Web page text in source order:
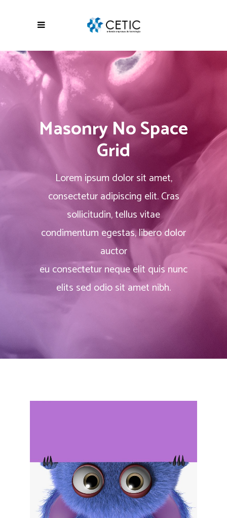
Masonry No Space
Grid
Lorem ipsum dolor sit amet,
consectetur adipiscing elit. Cras
sollicitudin, tellus vitae
condimentum egestas, libero dolor
auctor
eu consectetur neque elit quis nunc
elits sed odio sit amet nibh.
Minimalistic
Models